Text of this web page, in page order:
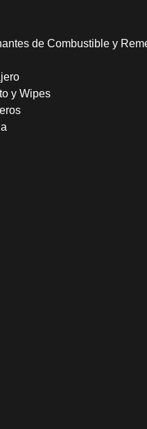
de Combustible y
y Wipes